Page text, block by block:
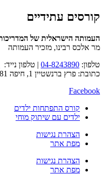
קורסים עתידיים
העמותה הישראלית של
מר אלכס רבינו, מזכיר העמותה
טלפון: 04-8243890
| טלפון נייד:
כתובת: פרץ ברנשטיין 1, חיפה 34981 |
Facebook
קורס התפתחות ילדים
ילדים עם שיתוק מוחי
הצהרת נגישות
מפת אתר
הצהרת נגישות
מפת אתר